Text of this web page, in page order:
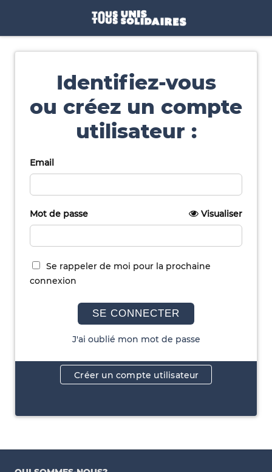
Identifiez-vous
ou créez un compte
utilisateur :
Email
Mot de passe Visualiser
Se rappeler de moi pour la prochaine
connexion
SE CONNECTER
J'ai oublié mon mot de passe
Créer un compte utilisateur